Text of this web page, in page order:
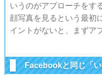
いうのがアプローチをす
顔写真を見るという最初
イントがないと、まずア
Facebookと同じ「